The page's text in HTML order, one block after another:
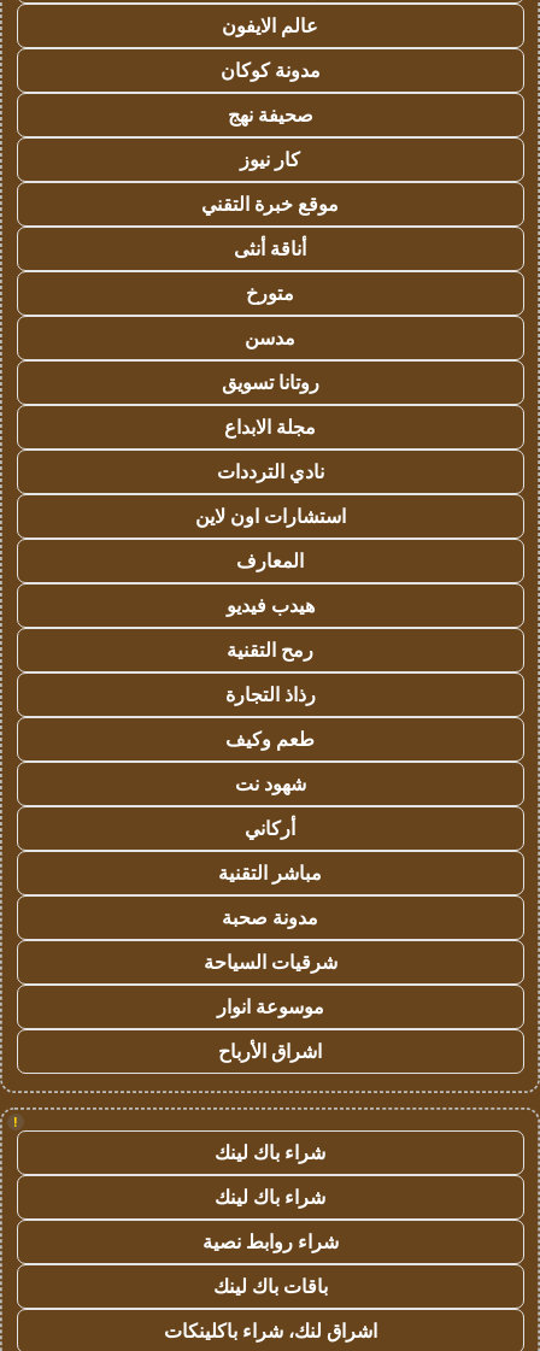
عالم الايفون
مدونة كوكان
صحيفة نهج
كار نيوز
موقع خبرة التقني
أناقة أنثى
متورخ
مدسن
روتانا تسويق
مجلة الابداع
نادي الترددات
استشارات اون لاين
المعارف
هيدب فيديو
رمح التقنية
رذاذ التجارة
طعم وكيف
شهود نت
أركاني
مباشر التقنية
مدونة صحبة
شرقيات السياحة
موسوعة انوار
اشراق الأرباح
!
شراء باك لينك
شراء باك لينك
شراء روابط نصية
باقات باك لينك
اشراق لنك، شراء باكلينكات